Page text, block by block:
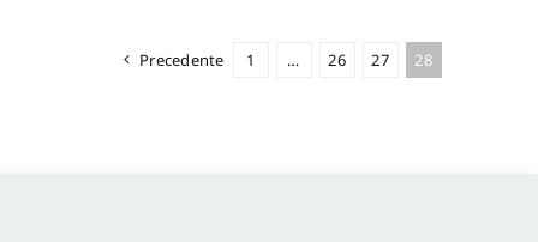
Precedente 1 … 26 27 28